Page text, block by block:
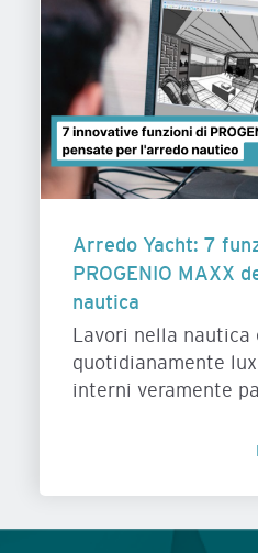
Arredo Yacht: 7
PROGENIO MAXX
nautica
Lavori nella nautica
quotidianamente
interni veramente